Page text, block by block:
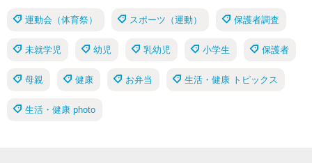
運動会（体育祭） スポーツ（運動） 保護者調査
未就学児 幼児 乳幼児 小学生 保護者
母親 健康 お弁当 生活・健康 トピックス
生活・健康 photo